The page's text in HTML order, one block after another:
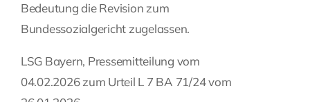
Bedeutung die Revision zum
Bundessozialgericht zugelassen.
LSG Bayern, Pressemitteilung vom
04.02.2026 zum Urteil L 7 BA 71/24 vom